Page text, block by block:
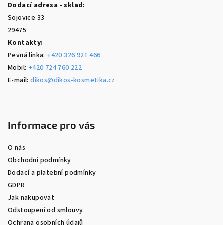
Dodací adresa - sklad:
Sojovice 33
29475
Kontakty:
Pevná linka: +420 326 921 466
Mobil: +420 724 760 222
E-mail:dikos@dikos-kosmetika.cz
Informace pro vás
O nás
Obchodní podmínky
Dodací a platební podmínky
GDPR
Jak nakupovat
Odstoupení od smlouvy
Ochrana osobních údajů